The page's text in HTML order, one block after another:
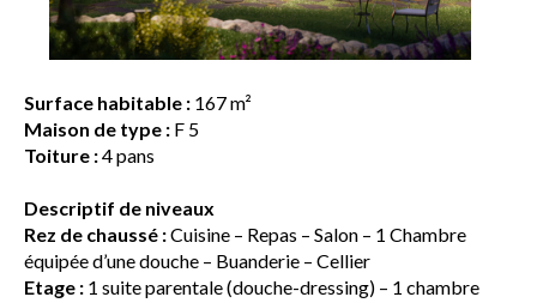
Surface habitable : 167 m²
Maison de type : F 5
Toiture :4 pans
Descriptif de niveaux
Rez de chaussé :Cuisine – Repas – Salon – 1 Chambre
équipée d’une douche – Buanderie – Cellier
Etage : 1 suite parentale (douche-dressing) – 1 chambre